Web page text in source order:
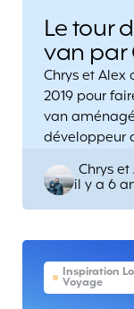
Le tour
van par
Chrys et Alex
2019 pour
van
développeur
Posted
by
Chrys et
il y a 6
Inspiration
Voyage